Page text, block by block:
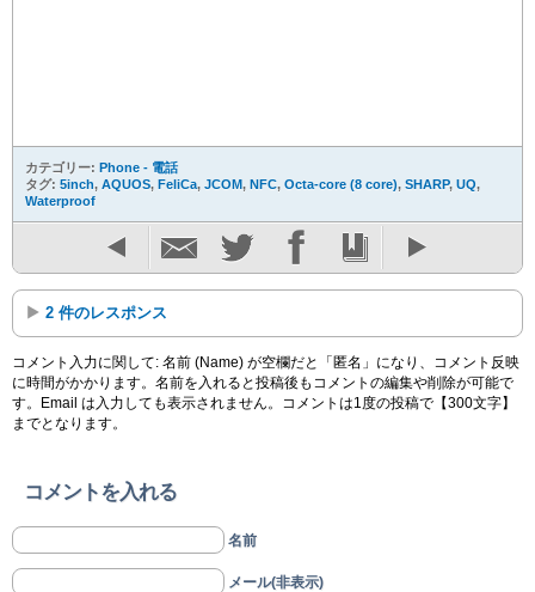
カテゴリー: Phone - 電話
タグ: 5inch, AQUOS, FeliCa, JCOM, NFC, Octa-core (8 core), SHARP, UQ,
Waterproof
2 件のレスポンス
コメント入力に関して: 名前 (Name) が空欄だと「匿名」になり、コメント反映
に時間がかかります。名前を入れると投稿後もコメントの編集や削除が可能で
す。Email は入力しても表示されません。コメントは1度の投稿で【300文字】
までとなります。
コメントを入れる
名前
メール(非表示)